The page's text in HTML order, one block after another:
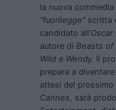
la nuova
“fuorilegge”scritta
candidato all’Oscar
autore di Beasts of
Wild e Wendy. Il
prepara a
attesi del prossimo
Cannes, sarà